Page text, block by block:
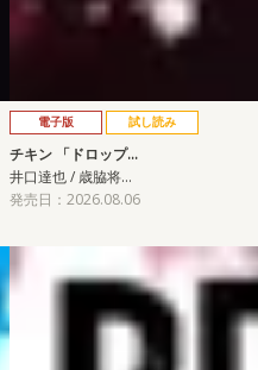
電子版 試し読み
チキン 「ドロップ…
井口達也 / 歳脇将…
発売日：2026.08.06